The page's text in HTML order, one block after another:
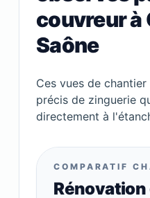
couvreur
Saône
Ces vues de
précis de zinguerie
directement à
COMPARATIF